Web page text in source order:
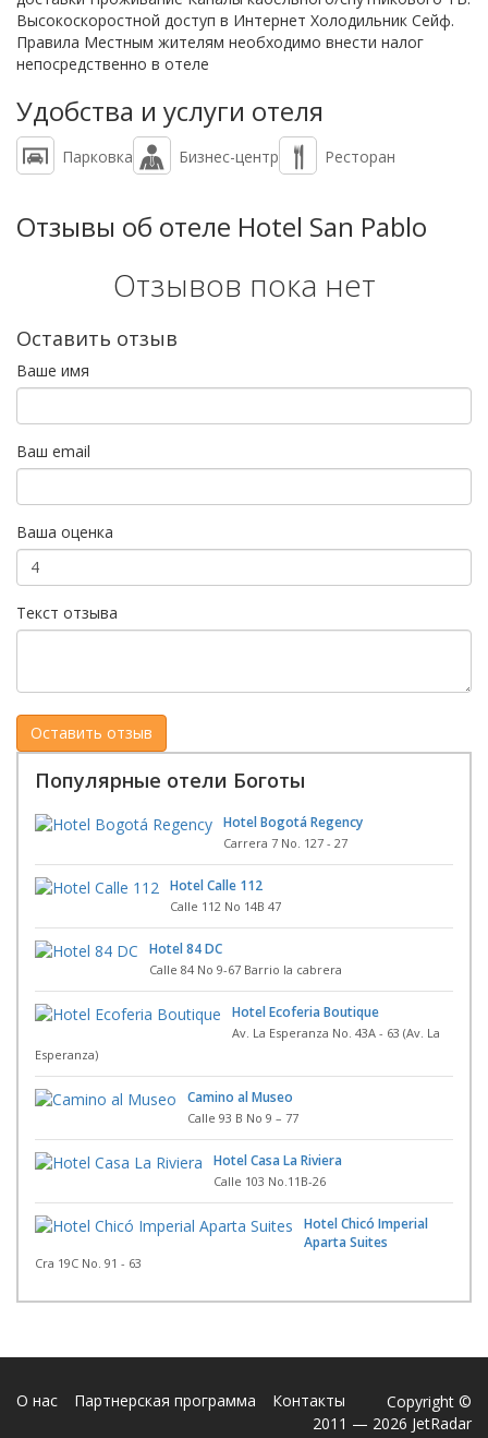
Высокоскоростной доступ в Интернет Холодильник Сейф.
Правила Местным жителям необходимо внести налог
непосредственно в отеле
Удобства и услуги отеля
Парковка Бизнес-центр Ресторан
Отзывы об отеле Hotel San Pablo
Отзывов пока нет
Оставить отзыв
Ваше имя
Ваш email
Ваша оценка
Текст отзыва
Популярные отели Боготы
Hotel Bogotá Regency
Carrera 7 No. 127 - 27
Hotel Calle 112
Calle 112 No 14B 47
Hotel 84 DC
Calle 84 No 9-67 Barrio la cabrera
Hotel Ecoferia Boutique
Av. La Esperanza No. 43A - 63 (Av. La
Esperanza)
Camino al Museo
Calle 93 B No 9 – 77
Hotel Casa La Riviera
Calle 103 No.11B-26
Hotel Chicó Imperial
Aparta Suites
Cra 19C No. 91 - 63
О нас Партнерская программа Контакты
Copyright ©
2011 — 2026 JetRadar